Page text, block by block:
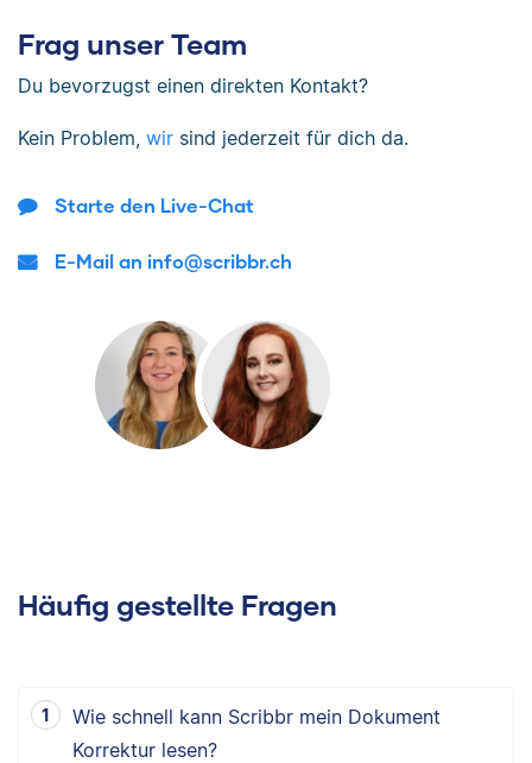
Frag unser Team
Du bevorzugst einen direkten Kontakt?
Kein Problem, wir sind jederzeit für dich da.
Starte den Live-Chat
E-Mail an info@scribbr.ch
Häufig gestellte Fragen
Wie schnell kann Scribbr mein Dokument
Korrektur lesen?